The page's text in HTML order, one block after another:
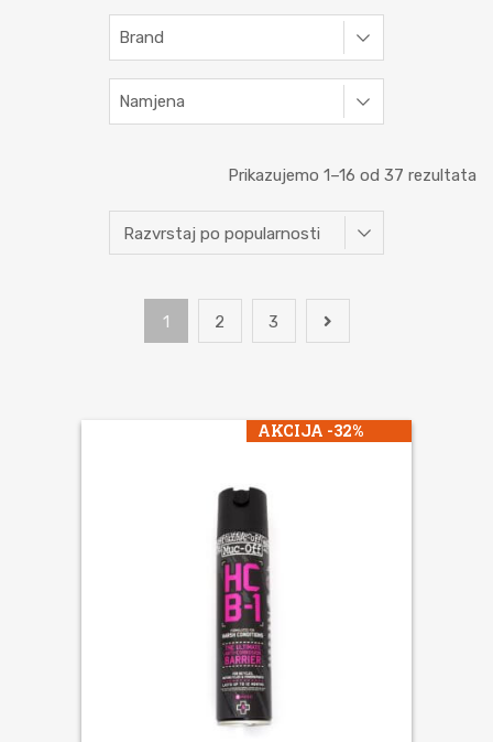
Brand
Namjena
Prikazujemo 1–16 od 37 rezultata
1 2 3
AKCIJA -32%